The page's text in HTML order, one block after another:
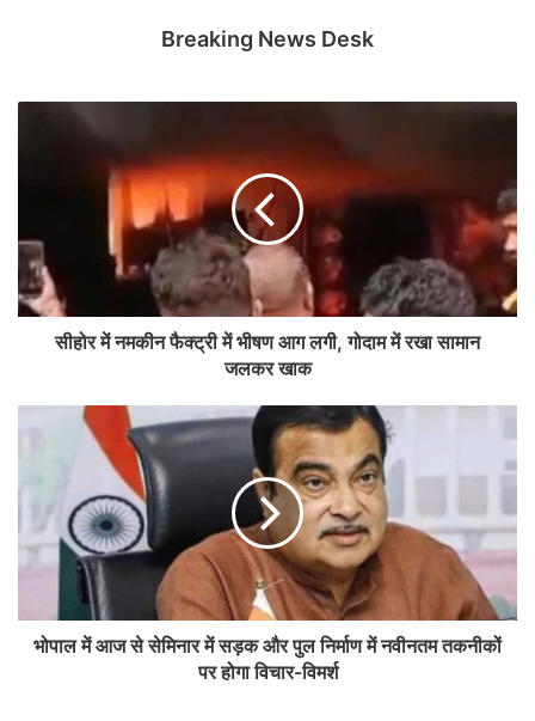
Breaking News Desk
सीहोर में नमकीन फैक्ट्री में भीषण आग लगी, गोदाम में रखा सामान
जलकर खाक
भोपाल में आज से सेमिनार में सड़क और पुल निर्माण में नवीनतम तकनीकों
पर होगा विचार-विमर्श